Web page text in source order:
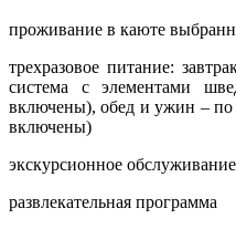
проживание в каюте
трехразовое питание:
система с элементами
включены), обед и ужин – по
включены)
экскурсионное
развлекательная программа